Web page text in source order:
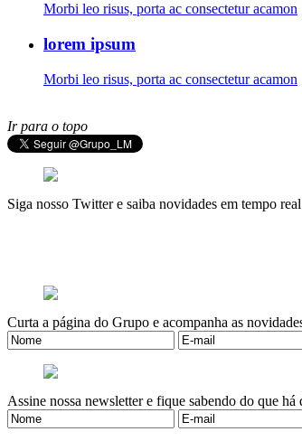
Morbi leo risus, porta ac consectetur acamon
lorem ipsum
Morbi leo risus, porta ac consectetur acamon
Ir para o topo
Siga nosso Twitter e saiba novidades em tempo
Curta a página do Grupo e acompanha as
Assine nossa newsletter e fique sabendo do que